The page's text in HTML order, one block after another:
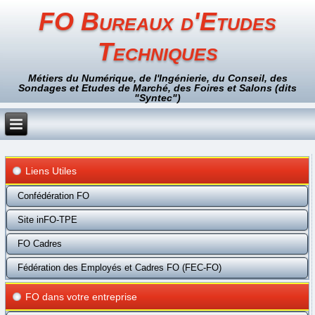
FO Bureaux d'Etudes
Techniques
Métiers du Numérique, de l'Ingénierie, du Conseil, des
Sondages et Etudes de Marché, des Foires et Salons (dits
"Syntec")
Liens Utiles
Confédération FO
Site inFO-TPE
FO Cadres
Fédération des Employés et Cadres FO (FEC-FO)
FO dans votre entreprise